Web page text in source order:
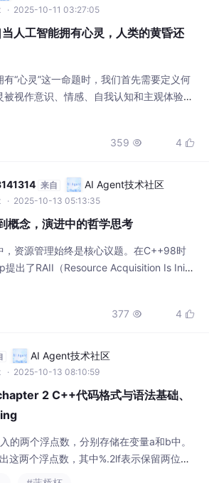
展示了程序对区间内
· 2025-10-11 03:27:05
工智能拥有心灵，人类的黄昏还
“心灵”这一命题时，我们首先需要定义何
视作意识、情感、自我认知和主观体验的
精神世界。人工智能，如DeepSeek，展现
“心灵”的表征是基于算法对海量数据的学习
一人称的体验，其回应是
359  4 
来自 AI Agent技术社区
· 2025-10-13 05:13:35
概念，演进中的哲学思考
，资源管理始终是核心议题。在C++98时
提出了RAII（Resource Acquisition Is Initi
，将资源生命周期与对象生命周期绑定。
不仅是技术方案，更是对确定性和自动化
377  4 
AI Agent技术社区
· 2025-10-13 08:10:59
2 C++代码格式与语法基础、
的两个浮点数，分别存储在变量a和b中。
这两个浮点数，其中%.2lf表示保留两位小
三位小数输出。